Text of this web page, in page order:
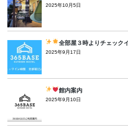
2025年10月5日
全部屋３時よりチェック
2025年9月17日
館内案内
2025年9月10日